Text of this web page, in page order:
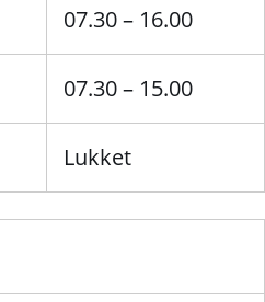
07.30 – 16.00
07.30 – 15.00
Lukket